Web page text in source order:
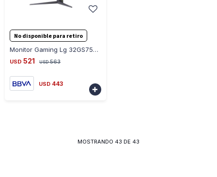
No disponible para retiro
Monitor Gaming Lg 32GS75Q Ultragear 32 Qhd 16:9
USD 521 USD 563
USD 443

MOSTRANDO 43 DE 43